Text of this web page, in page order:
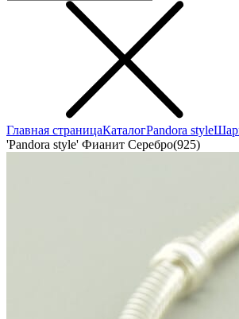
Главная страницаКаталогPandora style
'Pandora style' Фианит Серебро(925)